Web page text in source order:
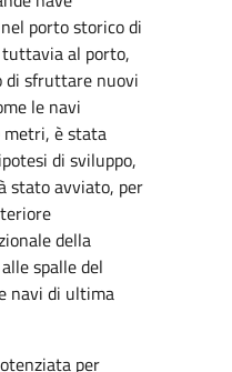
porto storico di
al porto,
sfruttare nuovi
le navi
metri, è stata
di sviluppo,
stato avviato, per
della
spalle del
navi di ultima
per